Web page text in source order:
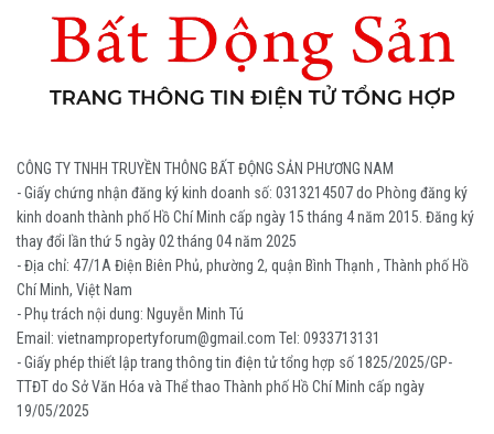
CÔNG TY TNHH TRUYỀN THÔNG BẤT ĐỘNG SẢN PHƯƠNG NAM
- Giấy chứng nhận đăng ký kinh doanh số: 0313214507 do Phòng đăng ký
kinh doanh thành phố Hồ Chí Minh cấp ngày 15 tháng 4 năm 2015. Đăng ký
thay đổi lần thứ 5 ngày 02 tháng 04 năm 2025
- Địa chỉ: 47/1A Điện Biên Phủ, phường 2, quận Bình Thạnh , Thành phố Hồ
Chí Minh, Việt Nam
- Phụ trách nội dung: Nguyễn Minh Tú
Email: vietnampropertyforum@gmail.com Tel: ‭0933713131
- Giấy phép thiết lập trang thông tin điện tử tổng hợp số 1825/2025/GP-
TTĐT do Sở Văn Hóa và Thể thao Thành phố Hồ Chí Minh cấp ngày
19/05/2025